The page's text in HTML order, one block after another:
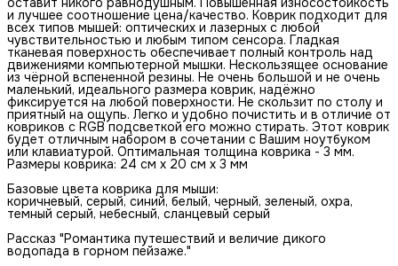
и лучшее соотношение цена/качество. Коврик подходит для
всех типов мышей: оптических и лазерных с любой
чувствительностью и любым типом сенсора. Гладкая
тканевая поверхность обеспечивает полный контроль над
движениями компьютерной мышки. Нескользящее основание
из чёрной вспененной резины. Не очень большой и не очень
маленький, идеального размера коврик, надёжно
фиксируется на любой поверхности. Не скользит по столу и
приятный на ощупь. Легко и удобно почистить и в отличие от
ковриков с RGB подсветкой его можно стирать. Этот коврик
будет отличным набором в сочетании с Вашим ноутбуком
или клавиатурой. Оптимальная толщина коврика - 3 мм.
Размеры коврика: 24 см x 20 см x 3 мм
Базовые цвета коврика для мыши:
коричневый, серый, синий, белый, черный, зеленый, охра,
темный серый, небесный, сланцевый серый
Рассказ "Романтика путешествий и величие дикого
водопада в горном пейзаже."